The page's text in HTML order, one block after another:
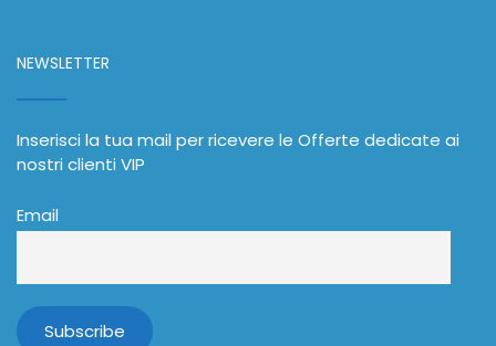
NEWSLETTER
Inserisci la tua mail per ricevere le Offerte dedicate ai
nostri clienti VIP
Email